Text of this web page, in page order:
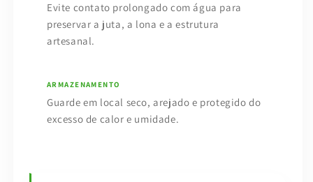
Evite contato prolongado com água para
preservar a juta, a lona e a estrutura
artesanal.
ARMAZENAMENTO
Guarde em local seco, arejado e protegido do
excesso de calor e umidade.